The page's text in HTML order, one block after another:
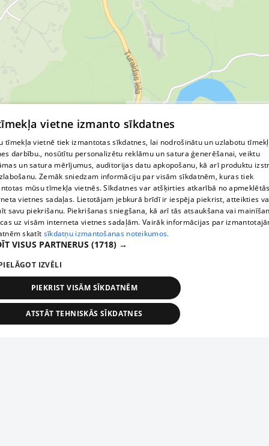
© MapTiler© OpenStreetMap contributors
vietne izmanto sīkdatnes
tīmekļa vietnē tiek izmantotas sīkdatnes, lai nodrošinātu un uzlabotu
darbību., nosūtītu personalizētu reklāmu un satura ģenerēšanai, veiktu
un satura mērījumus, auditorijas datu apkopošanu, kā arī produktu
Zemāk sniedzam informāciju par visām sīkdatnēm, kuras tiek
mūsu tīmekļa vietnēs. Sīkdatnes var atšķirties atkarībā no
vietnes sadaļas. Lietotājam jebkurā brīdī ir iespēja piekrist, atteikties
savu piekrišanu. Piekrišanas sniegšana, kā arī tās atsaukšana vai
uz visām interneta vietnes sadaļām. Vairāk informācijas par
skatīt sīkdatņu izmantošanas noteikumos.
VISUS PARTNERUS (1718) →
IZVĒLI
PIEKRIST VISĀM SĪKDATNĒM
ATSTĀT TEHNISKĀS SĪKDATNES